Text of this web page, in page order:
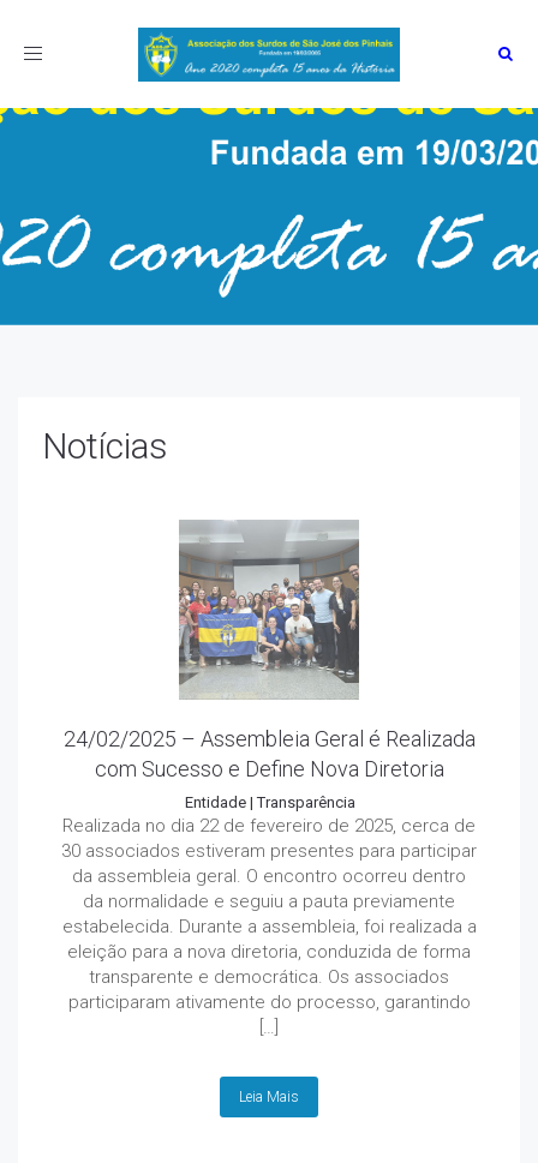
Toggle
Notícias
24/02/2025 – Assembleia Geral é Realizada
com Sucesso e Define Nova Diretoria
Entidade|Transparência
Realizada no dia 22 de fevereiro de 2025, cerca de
30 associados estiveram presentes para participar
da assembleia geral. O encontro ocorreu dentro
da normalidade e seguiu a pauta previamente
estabelecida. Durante a assembleia, foi realizada a
eleição para a nova diretoria, conduzida de forma
transparente e democrática. Os associados
participaram ativamente do processo, garantindo
[…]
Leia Mais